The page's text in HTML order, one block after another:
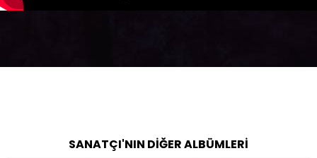
SANATÇI'NIN DIĞER ALBÜMLERI